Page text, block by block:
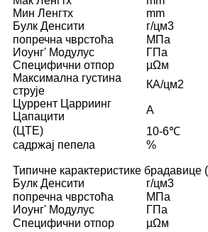
Мин Ленгтх
mm
Булк Денсити
г/цм3
попречна чврстоћа
МПа
Иоунг' Модулус
ГПа
Специфични отпор
µΩм
Максимална густина
струје
КА/цм2
Цуррент Царриинг
Цапацити
A
(ЦТЕ)
10-6℃
садржај пепела
%
Типичне карактеристике
Булк Денсити
г/цм3
попречна чврстоћа
МПа
Иоунг' Модулус
ГПа
Специфични отпор
µΩм